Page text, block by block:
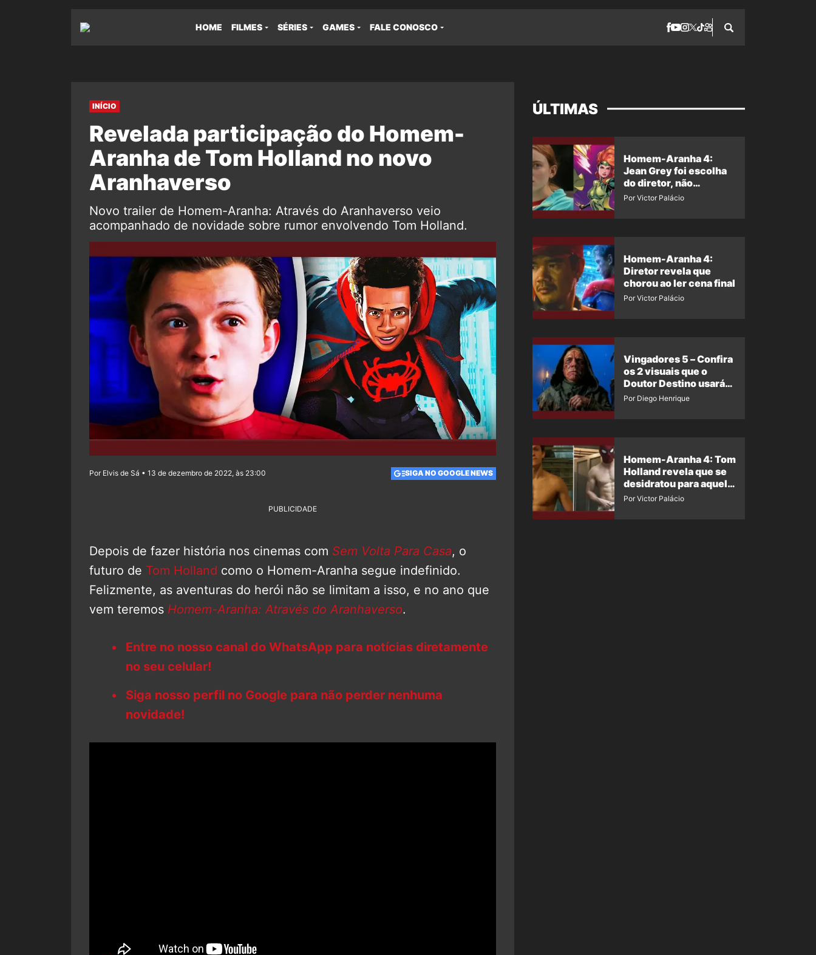
HOME FILMES SÉRIES GAMES FALE CONOSCO
INÍCIO
Revelada participação do Homem-
Aranha de Tom Holland no novo
Aranhaverso
Novo trailer de Homem-Aranha: Através do Aranhaverso veio
acompanhado de novidade sobre rumor envolvendo Tom Holland.
Por Elvis de Sá • 13 de dezembro de 2022, às 23:00 SIGA NO GOOGLE NEWS
PUBLICIDADE
Depois de fazer história nos cinemas com Sem Volta Para Casa, o
futuro de Tom Holland como o Homem-Aranha segue indefinido.
Felizmente, as aventuras do herói não se limitam a isso, e no ano que
vem teremos Homem-Aranha: Através do Aranhaverso.
Entre no nosso canal do WhatsApp para notícias diretamente
no seu celular!
Siga nosso perfil no Google para não perder nenhuma
novidade!
ÚLTIMAS
Homem-Aranha 4:
Jean Grey foi escolha
do diretor, não
imposição da Marvel
Por Victor Palácio
Homem-Aranha 4:
Diretor revela que
chorou ao ler cena final
Por Victor Palácio
Vingadores 5 – Confira
os 2 visuais que o
Doutor Destino usará
no filme
Por Diego Henrique
Homem-Aranha 4: Tom
Holland revela que se
desidratou para aquela
cena
Por Victor Palácio